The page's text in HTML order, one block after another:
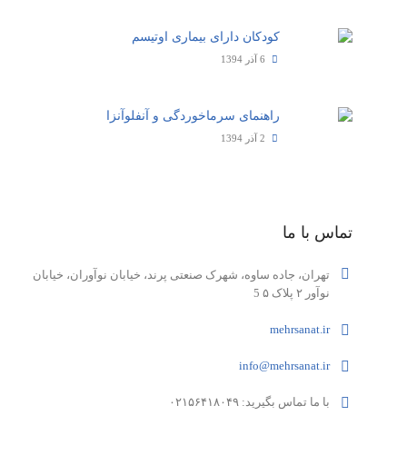
کودکان دارای بیماری اوتیسم
6 آذر 1394
راهنمای سرماخوردگی و آنفلوآنزا
2 آذر 1394
تماس با ما
تهران، جاده ساوه، شهرک صنعتی پرند، خیابان نوآوران، خیابان
نوآور ۲ پلاک ۵ 5
mehrsanat.ir
info@mehrsanat.ir
با ما تماس بگیرید: ۰۲۱۵۶۴۱۸۰۴۹